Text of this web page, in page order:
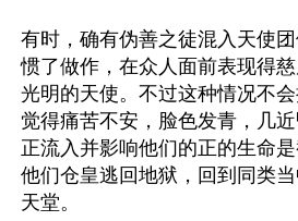
有时，确有伪善之徒混入天使
惯了做作，在众人面前表现得
光明的天使。不过这种情况不
觉得痛苦不安，脸色发青，几
正流入并影响他们的正的生命
他们仓皇逃回地狱，回到同类
天堂。